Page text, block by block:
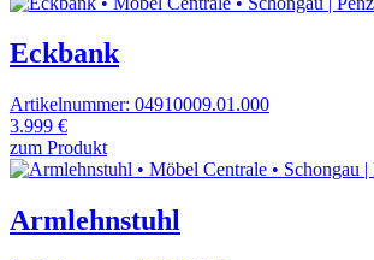
Eckbank
Artikelnummer: 04910009.01.000
3.999 €
zum Produkt
Armlehnstuhl